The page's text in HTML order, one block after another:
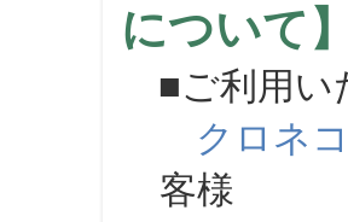
について
■ご利用い
クロネ
客様